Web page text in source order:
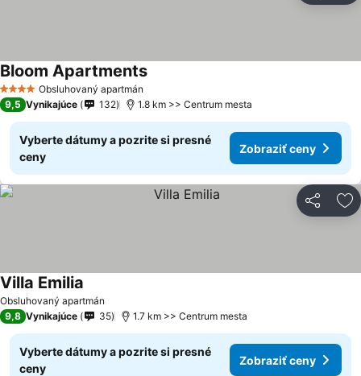
4 Počet hviezdičiek
Obsluhovaný apartmán
Bloom Apartments
9,5 Vynikajúce 132 1.8 km >> Centrum mesta
Vyberte dátumy a pozrite si presné
ceny
Zobraziť ceny
Zdieľať
Obsluhovaný apartmán
Villa Emilia
9,8 Vynikajúce 35 1.7 km >> Centrum mesta
Vyberte dátumy a pozrite si presné
ceny
Zobraziť ceny